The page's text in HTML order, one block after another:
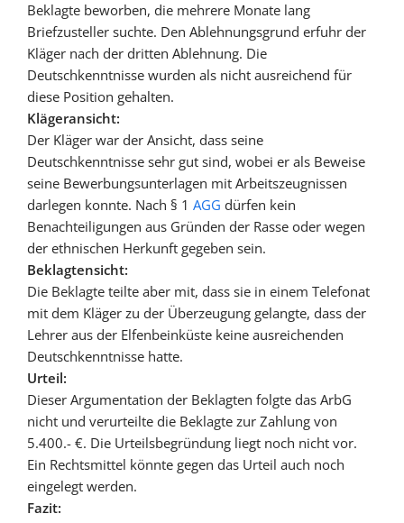
Beklagte beworben, die mehrere Monate lang
Briefzusteller suchte. Den Ablehnungsgrund erfuhr der
Kläger nach der dritten Ablehnung. Die
Deutschkenntnisse wurden als nicht ausreichend für
diese Position gehalten.
Klägeransicht:
Der Kläger war der Ansicht, dass seine
Deutschkenntnisse sehr gut sind, wobei er als Beweise
seine Bewerbungsunterlagen mit Arbeitszeugnissen
darlegen konnte. Nach § 1 AGG dürfen kein
Benachteiligungen aus Gründen der Rasse oder wegen
der ethnischen Herkunft gegeben sein.
Beklagtensicht:
Die Beklagte teilte aber mit, dass sie in einem Telefonat
mit dem Kläger zu der Überzeugung gelangte, dass der
Lehrer aus der Elfenbeinküste keine ausreichenden
Deutschkenntnisse hatte.
Urteil:
Dieser Argumentation der Beklagten folgte das ArbG
nicht und verurteilte die Beklagte zur Zahlung von
5.400.- €. Die Urteilsbegründung liegt noch nicht vor.
Ein Rechtsmittel könnte gegen das Urteil auch noch
eingelegt werden.
Fazit: